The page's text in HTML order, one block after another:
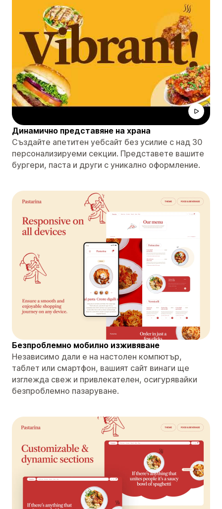
Динамично представяне на храна
Създайте апетитен уебсайт без усилие с над 30
персонализируеми секции. Представете вашите
бургери, паста и други с уникално оформление.
Безпроблемно мобилно изживяване
Независимо дали е на настолен компютър,
таблет или смартфон, вашият сайт винаги ще
изглежда свеж и привлекателен, осигурявайки
безпроблемно пазаруване.